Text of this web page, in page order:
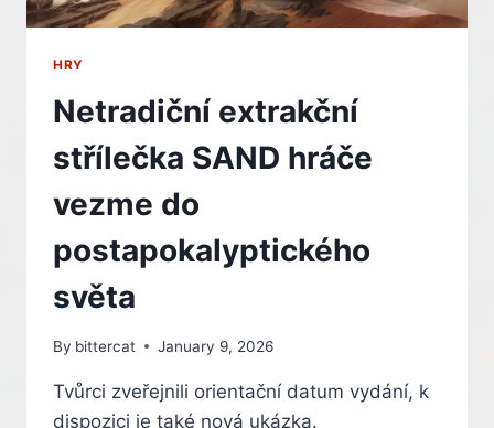
HRY
Netradiční extrakční
střílečka SAND hráče
vezme do
postapokalyptického
světa
By bittercat January 9, 2026
Tvůrci zveřejnili orientační datum vydání, k
dispozici je také nová ukázka.